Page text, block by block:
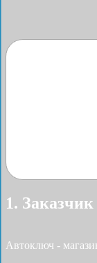
1. Заказчик
Автоключ -